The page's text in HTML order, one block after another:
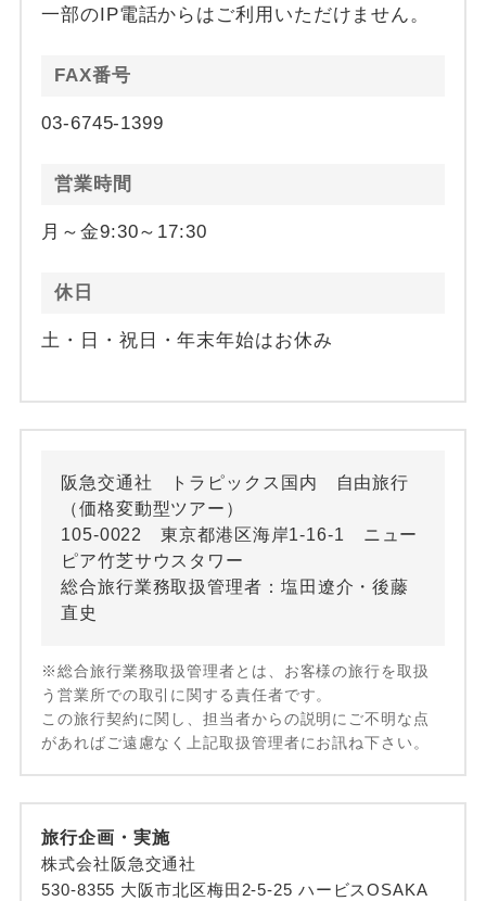
一部のIP電話からはご利用いただけません。
FAX番号
03-6745-1399
営業時間
月～金9:30～17:30
休日
土・日・祝日・年末年始はお休み
阪急交通社 トラピックス国内 自由旅行
（価格変動型ツアー）
105-0022 東京都港区海岸1-16-1 ニュー
ピア竹芝サウスタワー
総合旅行業務取扱管理者：塩田遼介・後藤
直史
※総合旅行業務取扱管理者とは、お客様の旅行を取扱
う営業所での取引に関する責任者です。
この旅行契約に関し、担当者からの説明にご不明な点
があればご遠慮なく上記取扱管理者にお訊ね下さい。
旅行企画・実施
株式会社阪急交通社
530-8355 大阪市北区梅田2-5-25 ハービスOSAKA